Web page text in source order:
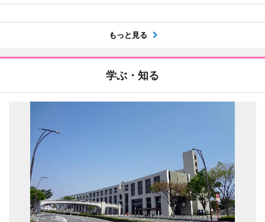
もっと見る
学ぶ・知る